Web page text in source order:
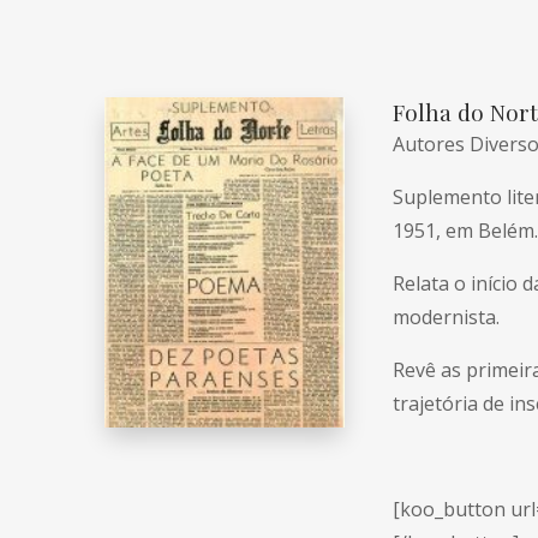
Folha do
Autores
Suplemento
1951, em Belém.
Relata o início
modernista.
Revê as
trajetória de
[koo_button